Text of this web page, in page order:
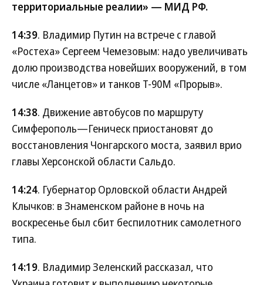
территориальные реалии» — МИД РФ.
14:39. Владимир Путин на встрече с главой
«Ростеха» Сергеем Чемезовым: надо увеличивать
долю производства новейших вооружений, в том
числе «Ланцетов» и танков Т-90М «Прорыв».
14:38. Движение автобусов по маршруту
Симферополь—Геническ приостановят до
восстановления Чонгарского моста, заявил врио
главы Херсонской области Сальдо.
14:24. Губернатор Орловской области Андрей
Клычков: в Знаменском районе в ночь на
воскресенье был сбит беспилотник самолетного
типа.
14:19. Владимир Зеленский рассказал, что